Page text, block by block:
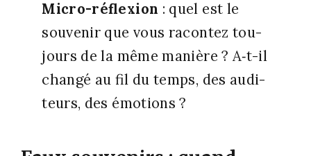
Micro-réflexion : quel est le
sou­ve­nir que vous racon­tez tou­
jours de la même manière ? A‑t-il
chan­gé au fil du temps, des audi­
teurs, des émo­tions ?